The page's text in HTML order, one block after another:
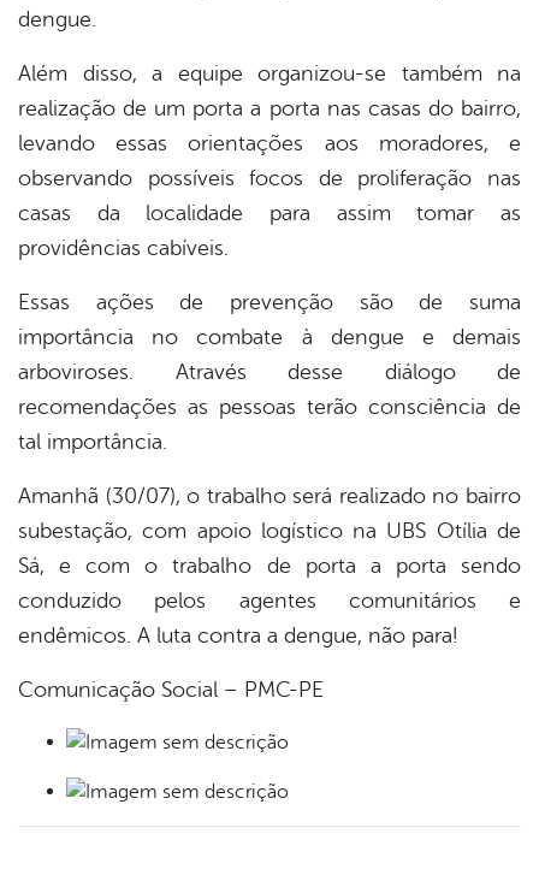
dengue.
Além disso, a equipe organizou-se também na
realização de um porta a porta nas casas do bairro,
levando essas orientações aos moradores, e
observando possíveis focos de proliferação nas
casas da localidade para assim tomar as
providências cabíveis.
Essas ações de prevenção são de suma
importância no combate à dengue e demais
arboviroses. Através desse diálogo de
recomendações as pessoas terão consciência de
tal importância.
Amanhã (30/07), o trabalho será realizado no bairro
subestação, com apoio logístico na UBS Otília de
Sá, e com o trabalho de porta a porta sendo
conduzido pelos agentes comunitários e
endêmicos. A luta contra a dengue, não para!
Comunicação Social – PMC-PE